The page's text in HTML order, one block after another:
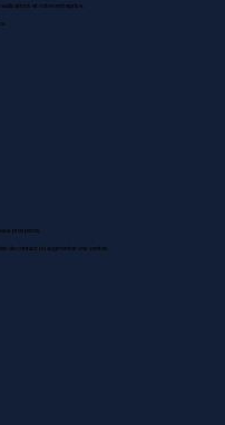
et votre entreprise.
prospects.
de contact ou augmenter vos ventes.